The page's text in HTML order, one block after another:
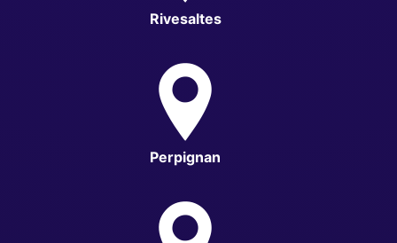
Rivesaltes
Perpignan